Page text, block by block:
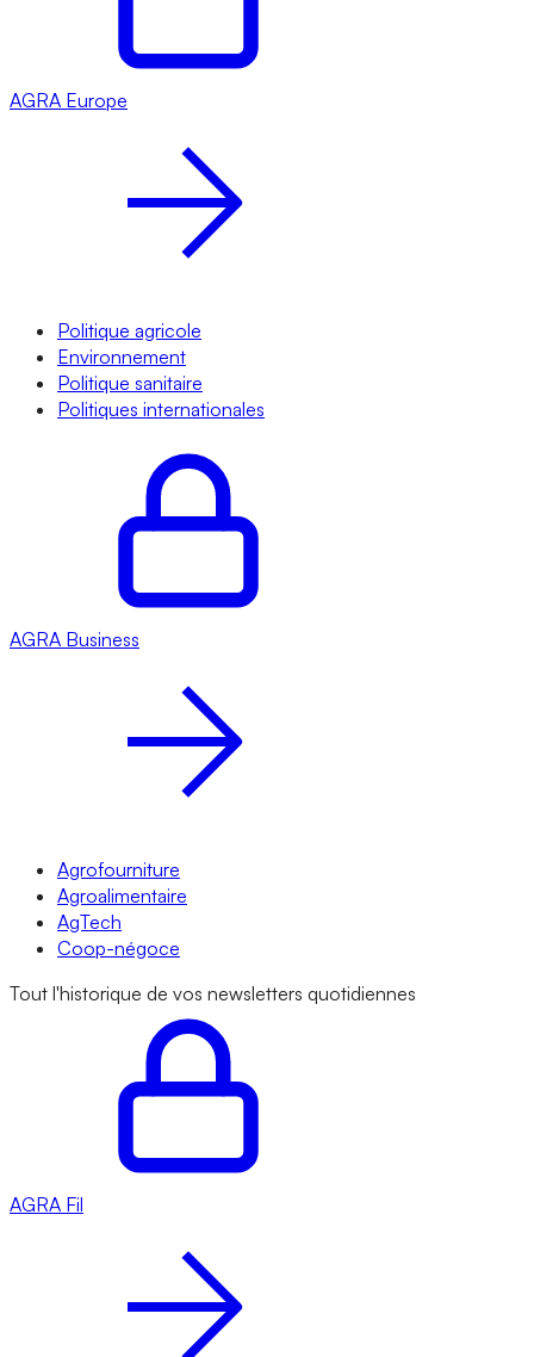
AGRA Europe
Politique agricole
Environnement
Politique sanitaire
Politiques internationales
AGRA Business
Agrofourniture
Agroalimentaire
AgTech
Coop-négoce
Tout l'historique de vos newsletters quotidiennes
AGRA Fil